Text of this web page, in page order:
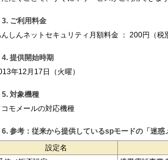
3. ご利用料金
んしんネットセキュリティ月額料金 ： 200円（税
4. 提供開始時期
年12月17日（火曜）
5. 対象機種
コモメールの対応機種
6. 参考：従来から提供しているspモードの「迷惑
設定名